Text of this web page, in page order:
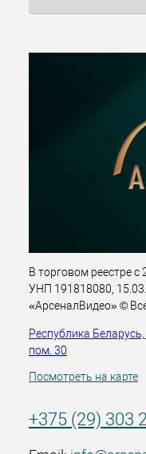
В торговом реестре
УНП 191818080,
«АрсеналВидео» ©
Республика
пом. 30
Посмотреть на карте
+375 (29) 303